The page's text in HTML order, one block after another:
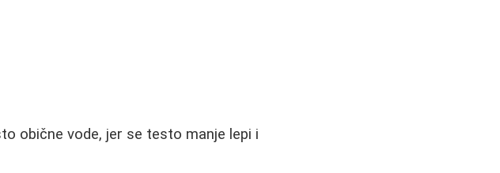
obične vode, jer se testo manje lepi i